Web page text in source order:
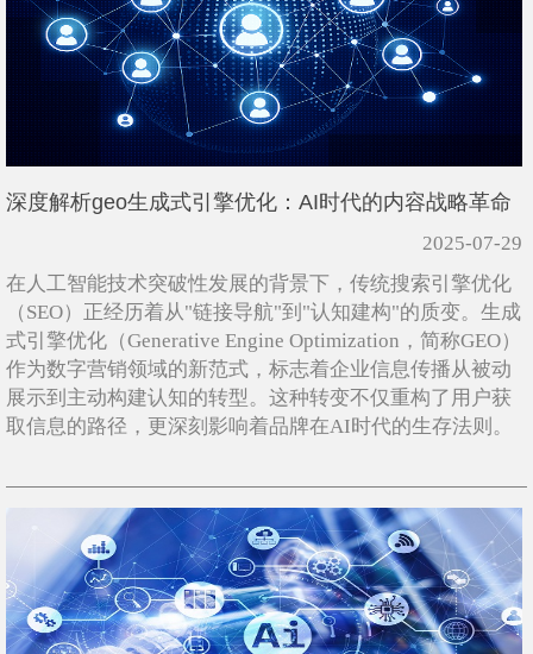
深度解析geo生成式引擎优化：AI时代的内容战略革命
2025-07-29
在人工智能技术突破性发展的背景下，传统搜索引擎优化
（SEO）正经历着从"链接导航"到"认知建构"的质变。生成
式引擎优化（Generative Engine Optimization，简称GEO）
作为数字营销领域的新范式，标志着企业信息传播从被动
展示到主动构建认知的转型。这种转变不仅重构了用户获
取信息的路径，更深刻影响着品牌在AI时代的生存法则。